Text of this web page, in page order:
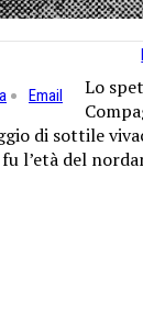
Email
Lo
di sottile
l’età del